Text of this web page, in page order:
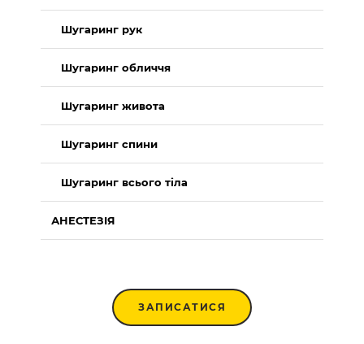
Шугаринг рук
Шугаринг обличчя
Шугаринг живота
Шугаринг спини
Шугаринг всього тіла
АНЕСТЕЗІЯ
ЗАПИСАТИСЯ